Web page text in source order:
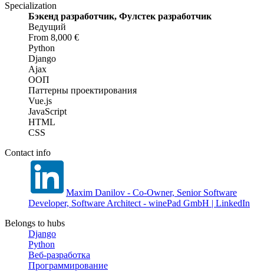
Specialization
Бэкенд разработчик, Фулстек разработчик
Ведущий
From 8,000 €
Python
Django
Ajax
ООП
Паттерны проектирования
Vue.js
JavaScript
HTML
CSS
Contact info
Maxim Danilov - Co-Owner, Senior Software
Developer, Software Architect - winePad GmbH | LinkedIn
Belongs to hubs
Django
Python
Веб-разработка
Программирование